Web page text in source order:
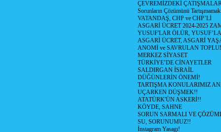
ÇEVREMİZDEKİ
Sorunların Çözümünü
VATANDAŞ, CHP ve CHP’Lİ
ASGARİ ÜCRET 2024-2025
YUSUF'LAR ÖLÜR,
ASGARİ ÜCRET, ASGARİ
ANOMİ ve SAVRULAN
MERKEZ SİYASET
TÜRKİYE’DE CİNAYETLER
SALDIRGAN İSRAİL
DÜĞÜNLERİN ÖNEMİ!
TARTIŞMA KONULARIMIZ
UÇARKEN DÜŞMEK!!
ATATÜRK'ÜN ASKERİ!!
KÖYDE, SAHNE
SORUN SARMALI VE
SU, SORUNUMUZ!!
İnstagram Yasagı!